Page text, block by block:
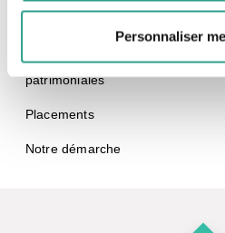
Personnaliser
Centre d’expertise fdp |
patrimoniales
Placements
Notre démarche